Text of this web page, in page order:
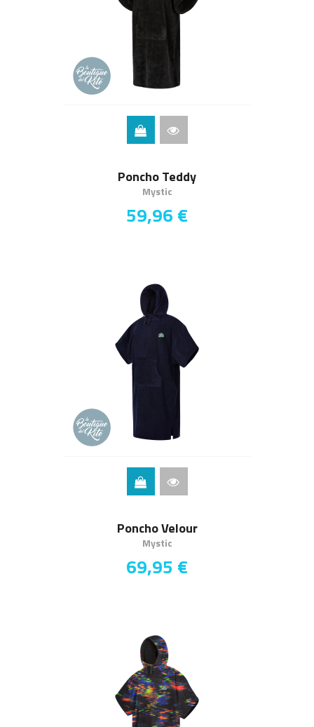
Poncho Teddy
Mystic
59,96 €
Poncho Velour
Mystic
69,95 €